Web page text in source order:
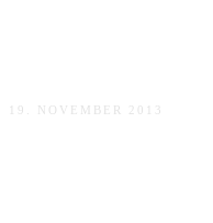
19. NOVEMBER 2013